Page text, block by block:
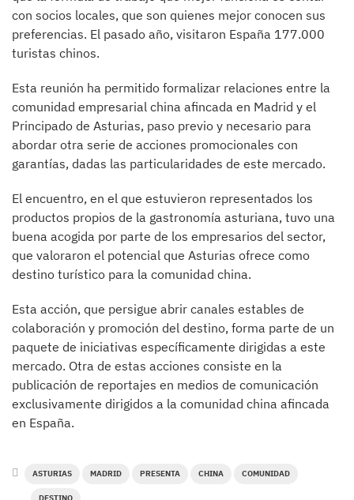
con socios locales, que son quienes mejor conocen sus
preferencias. El pasado año, visitaron España 177.000
turistas chinos.
Esta reunión ha permitido formalizar relaciones entre la
comunidad empresarial china afincada en Madrid y el
Principado de Asturias, paso previo y necesario para
abordar otra serie de acciones promocionales con
garantías, dadas las particularidades de este mercado.
El encuentro, en el que estuvieron representados los
productos propios de la gastronomía asturiana, tuvo una
buena acogida por parte de los empresarios del sector,
que valoraron el potencial que Asturias ofrece como
destino turístico para la comunidad china.
Esta acción, que persigue abrir canales estables de
colaboración y promoción del destino, forma parte de un
paquete de iniciativas específicamente dirigidas a este
mercado. Otra de estas acciones consiste en la
publicación de reportajes en medios de comunicación
exclusivamente dirigidos a la comunidad china afincada
en España.
ASTURIAS MADRID PRESENTA CHINA COMUNIDAD